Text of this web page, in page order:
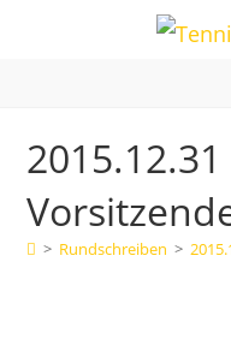
> Rundschreiben >